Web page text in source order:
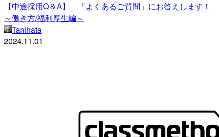
【中途採用Q＆A】 「よくあるご質問」にお答えします！
～働き方/福利厚生編～
Tanihata
2024.11.01